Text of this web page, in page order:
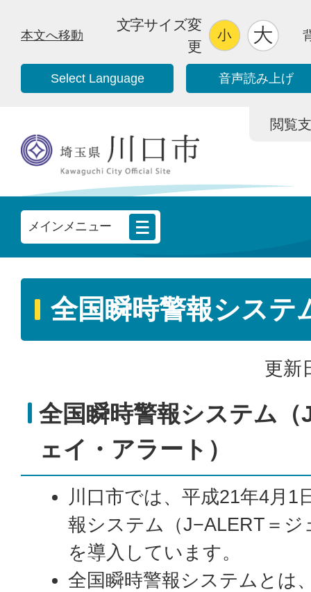
本文へ移動
文字サイズ変
更
Select Language 音声読み上げ
閲覧
メインメニュー
全国瞬時警報システ
更新
全国瞬時警報システム
ェイ・アラート）
川口市では、平成21年4月1
報システム（J−ALERT＝
を導入しています。
全国瞬時警報システムとは